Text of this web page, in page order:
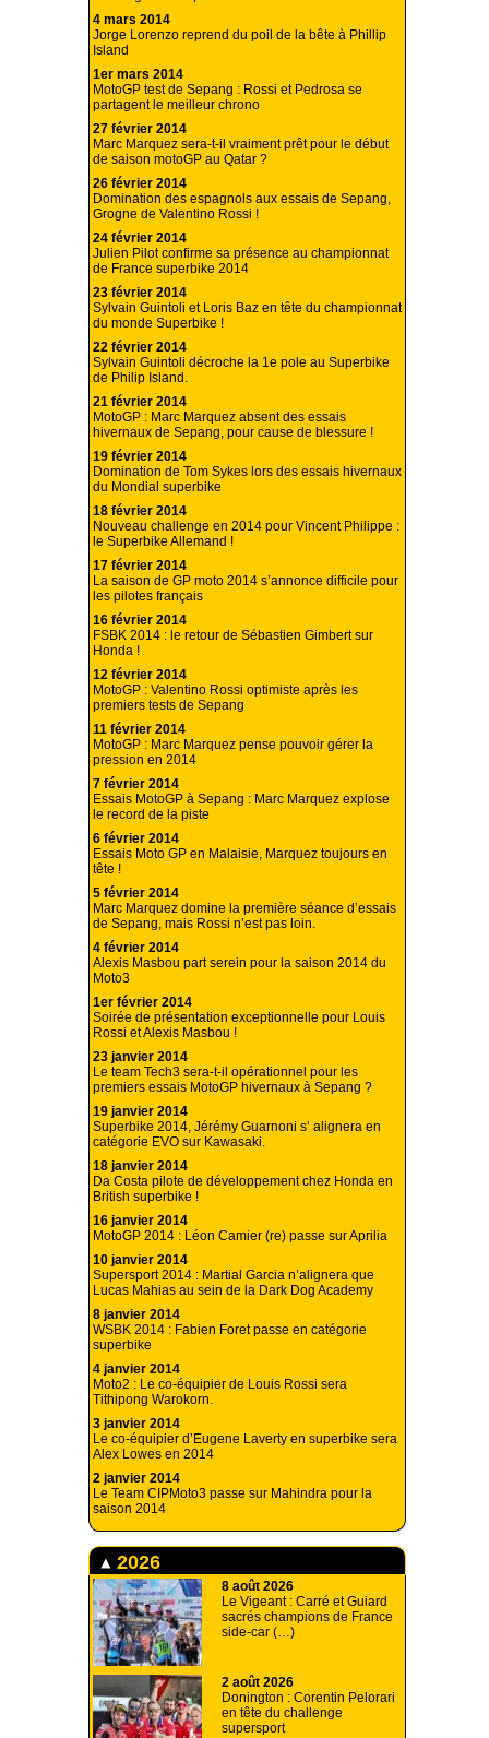
4 mars 2014
Jorge Lorenzo reprend du poil de la bête à Phillip
Island
1er mars 2014
MotoGP test de Sepang : Rossi et Pedrosa se
partagent le meilleur chrono
27 février 2014
Marc Marquez sera-t-il vraiment prêt pour le début
de saison motoGP au Qatar ?
26 février 2014
Domination des espagnols aux essais de Sepang,
Grogne de Valentino Rossi !
24 février 2014
Julien Pilot confirme sa présence au championnat
de France superbike 2014
23 février 2014
Sylvain Guintoli et Loris Baz en tête du championnat
du monde Superbike !
22 février 2014
Sylvain Guintoli décroche la 1e pole au Superbike
de Philip Island.
21 février 2014
MotoGP : Marc Marquez absent des essais
hivernaux de Sepang, pour cause de blessure !
19 février 2014
Domination de Tom Sykes lors des essais hivernaux
du Mondial superbike
18 février 2014
Nouveau challenge en 2014 pour Vincent Philippe :
le Superbike Allemand !
17 février 2014
La saison de GP moto 2014 s’annonce difficile pour
les pilotes français
16 février 2014
FSBK 2014 : le retour de Sébastien Gimbert sur
Honda !
12 février 2014
MotoGP : Valentino Rossi optimiste après les
premiers tests de Sepang
11 février 2014
MotoGP : Marc Marquez pense pouvoir gérer la
pression en 2014
7 février 2014
Essais MotoGP à Sepang : Marc Marquez explose
le record de la piste
6 février 2014
Essais Moto GP en Malaisie, Marquez toujours en
tête !
5 février 2014
Marc Marquez domine la première séance d’essais
de Sepang, mais Rossi n’est pas loin.
4 février 2014
Alexis Masbou part serein pour la saison 2014 du
Moto3
1er février 2014
Soirée de présentation exceptionnelle pour Louis
Rossi et Alexis Masbou !
23 janvier 2014
Le team Tech3 sera-t-il opérationnel pour les
premiers essais MotoGP hivernaux à Sepang ?
19 janvier 2014
Superbike 2014, Jérémy Guarnoni s’ alignera en
catégorie EVO sur Kawasaki.
18 janvier 2014
Da Costa pilote de développement chez Honda en
British superbike !
16 janvier 2014
MotoGP 2014 : Léon Camier (re) passe sur Aprilia
10 janvier 2014
Supersport 2014 : Martial Garcia n’alignera que
Lucas Mahias au sein de la Dark Dog Academy
8 janvier 2014
WSBK 2014 : Fabien Foret passe en catégorie
superbike
4 janvier 2014
Moto2 : Le co-équipier de Louis Rossi sera
Tithipong Warokorn.
3 janvier 2014
Le co-équipier d’Eugene Laverty en superbike sera
Alex Lowes en 2014
2 janvier 2014
Le Team CIPMoto3 passe sur Mahindra pour la
saison 2014
2026
8 août 2026
Le Vigeant : Carré et Guiard
sacrés champions de France
side-car (…)
2 août 2026
Donington : Corentin Pelorari
en tête du challenge
supersport